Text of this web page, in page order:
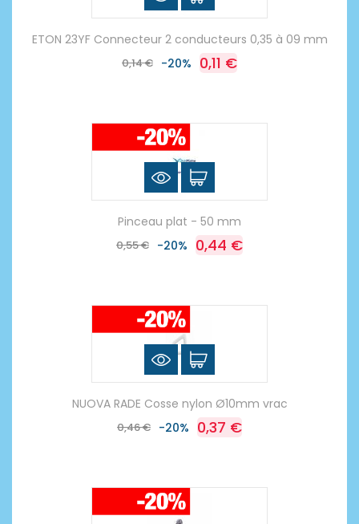
ETON 23YF Connecteur 2 conducteurs 0,35 à 09 mm
0,14 € -20% 0,11 €
Pinceau plat - 50 mm
0,55 € -20% 0,44 €
NUOVA RADE Cosse nylon Ø10mm vrac
0,46 € -20% 0,37 €